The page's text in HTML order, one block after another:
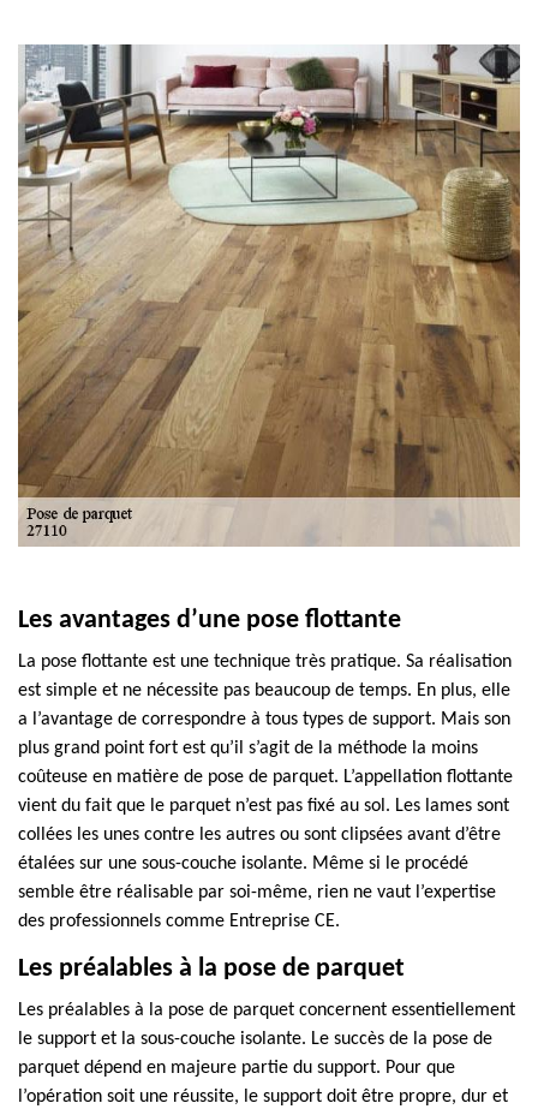
Les avantages d’une pose flottante
La pose flottante est une technique très pratique. Sa réalisation
est simple et ne nécessite pas beaucoup de temps. En plus, elle
a l’avantage de correspondre à tous types de support. Mais son
plus grand point fort est qu’il s’agit de la méthode la moins
coûteuse en matière de pose de parquet. L’appellation flottante
vient du fait que le parquet n’est pas fixé au sol. Les lames sont
collées les unes contre les autres ou sont clipsées avant d’être
étalées sur une sous-couche isolante. Même si le procédé
semble être réalisable par soi-même, rien ne vaut l’expertise
des professionnels comme Entreprise CE.
Les préalables à la pose de parquet
Les préalables à la pose de parquet concernent essentiellement
le support et la sous-couche isolante. Le succès de la pose de
parquet dépend en majeure partie du support. Pour que
l’opération soit une réussite, le support doit être propre, dur et